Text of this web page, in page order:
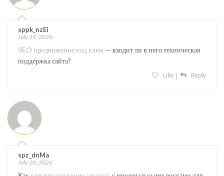
sppk_nzEi
July 19, 2026
SEO продвижение под ключ — входит ли в него техническая
поддержка сайта?
Like Reply
spz_dnMa
July 20, 2026